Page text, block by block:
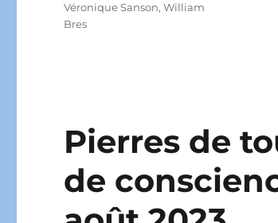
Véronique Sanson,William
Bres
Pierres de
de